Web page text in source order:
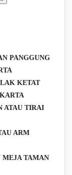
PANGGUNG
KETAT
ATAU TIRAI
ARM
MEJA TAMAN